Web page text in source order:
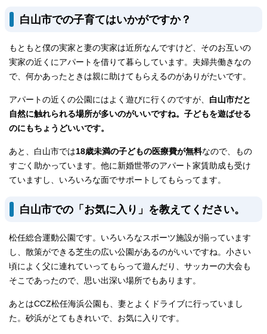
白山市での子育てはいかがですか？
もともと僕の実家と妻の実家は近所なんですけど、そのお互いの
実家の近くにアパートを借りて暮らしています。夫婦共働きなの
で、何かあったときは親に助けてもらえるのがありがたいです。
アパートの近くの公園にはよく遊びに行くのですが、 白山市だと
自然に触れられる場所が多いのがいいですね。子どもを遊ばせる
のにもちょうどいいです。
あと、白山市では18歳未満の子どもの医療費が無料なので、もの
すごく助かっています。他に新婚世帯のアパート家賃助成も受け
ていますし、いろいろな面でサポートしてもらってます。
白山市での「お気に入り」を教えてください。
松任総合運動公園です。いろいろなスポーツ施設が揃っています
し、散策ができる芝生の広い公園があるのがいいですね。小さい
頃によく父に連れていってもらって遊んだり、サッカーの大会も
そこであったので、思い出深い場所でもあります。
あとはCCZ松任海浜公園も、妻とよくドライブに行っていまし
た。砂浜がとてもきれいで、お気に入りです。